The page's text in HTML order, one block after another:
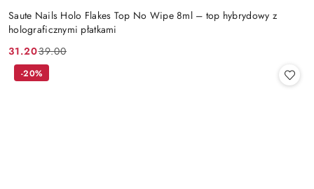
Saute Nails Holo Flakes Top No Wipe 8ml – top hybrydowy z
holograficznymi płatkami
Cena
promocyjna:
31.20
Cena
przed
39.00
-20%